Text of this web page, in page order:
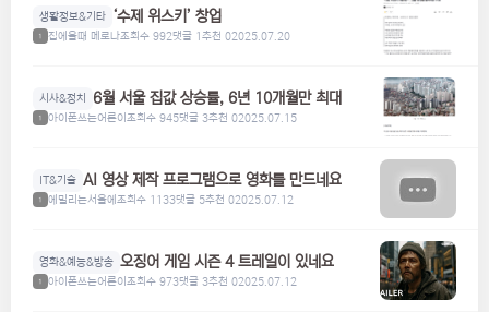
생활정보&기타 ‘수제 위스키’ 창업
1 집에올때 메로나조회수 992댓글 1추천 02025.07.20
시사&정치 6월 서울 집값 상승률, 6년 10개월만 최대
1 아이폰쓰는어른이 조회수 945댓글 3추천 02025.07.15
IT&기술 AI 영상 제작 프로그램으로 영화를 만드네요
1 에밀리는서울에 조회수 1133댓글 5추천 02025.07.12
영화&예능&방송 오징어 게임 시즌 4 트레일이 있네요
1 아이폰쓰는어른이 조회수 973댓글 3추천 02025.07.12